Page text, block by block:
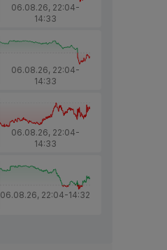
06.08.26, 22:04-
14:33
06.08.26, 22:04-
14:33
06.08.26, 22:04-
14:33
06.08.26, 22:04-14:32